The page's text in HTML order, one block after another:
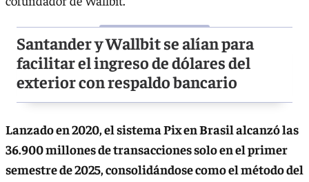
Santander y Wallbit se alían para
facilitar el ingreso de dólares del
exterior con respaldo bancario
Lanzado en 2020, el sistema Pix en Brasil alcanzó las
36.900 millones de transacciones solo en el primer
semestre de 2025, consolidándose como el método del